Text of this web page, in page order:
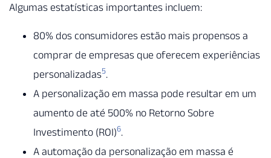
Algumas estatísticas importantes incluem:
80% dos consumidores estão mais propensos a
comprar de empresas que oferecem experiências
personalizadas5.
A personalização em massa pode resultar em um
aumento de até 500% no Retorno Sobre
Investimento (ROI)6.
A automação da personalização em massa é